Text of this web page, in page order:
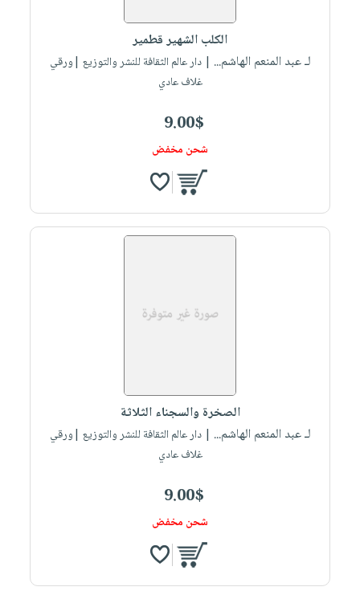
الكلب الشهير قطمير
لـ عبد المنعم الهاشم... | دار عالم الثقافة للنشر والتوزيع |ورقي
غلاف عادي
9.00$
شحن مخفض
الصخرة والسجناء الثلاثة
لـ عبد المنعم الهاشم... | دار عالم الثقافة للنشر والتوزيع |ورقي
غلاف عادي
9.00$
شحن مخفض